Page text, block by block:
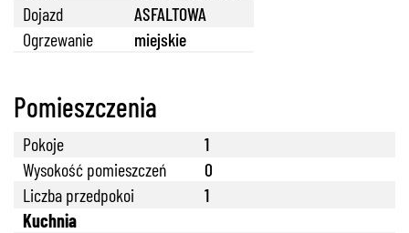
Dojazd
ASFALTOWA
Ogrzewanie
miejskie
Pomieszczenia
Pokoje
1
Wysokość pomieszczeń
0
Liczba przedpokoi
1
Kuchnia